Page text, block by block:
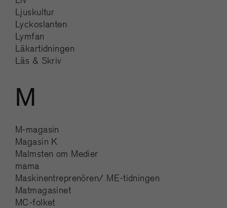
Ljuskultur
Lyckoslanten
Lymfan
Läkartidningen
Läs & Skriv
M
M-magasin
Magasin K
Malmsten om Medier
mama
Maskinentreprenören/ ME-tidningen
Matmagasinet
MC-folket